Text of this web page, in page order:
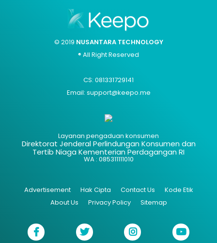
© 2019 NUSANTARA TECHNOLOGY
® All Right Reserved
CS: 081331729141
Email: support@keepo.me
Layanan pengaduan konsumen
Direktorat Jenderal Perlindungan Konsumen dan
Tertib Niaga Kementerian Perdagangan RI
WA : 085311111010
Advertisement Hak Cipta Contact Us
Kode Etik
About Us
Privacy Policy Sitemap